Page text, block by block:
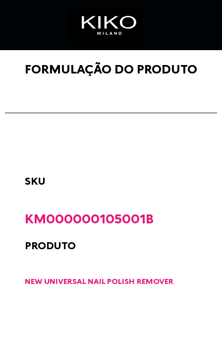
FORMULAÇÃO DO PRODUTO
SKU
KM000000105001B
PRODUTO
NEW UNIVERSAL NAIL POLISH REMOVER